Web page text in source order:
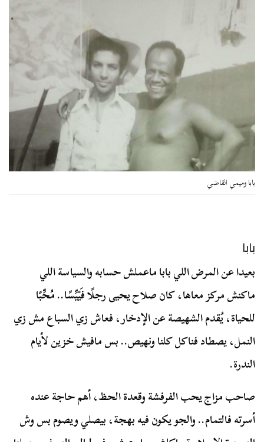
بابا وميمي القاضي
بابا
بعيدا عن المرض اللي بابا ماعملش حسابه والسياسة اللي
ماكنش مركز معاها، كان صلاح يحيى رجلًا فَيْيِّسًا.. مُحِّبًا
للحياة، يُقدم الشهيصة عن الإدخار، فعاش زي السباع مش زي
النمل، يصطاد فناكل كلنا ونهيص.. بس مافيش خزين لأيام
الندرة.
صاحب مزاج يحب الفرفشة وقعدة الحظ، أهم حاجة عنده
أسرته فالتمام.. والجو يكون فيه بهجة، بيصلي ويصوم بس وش